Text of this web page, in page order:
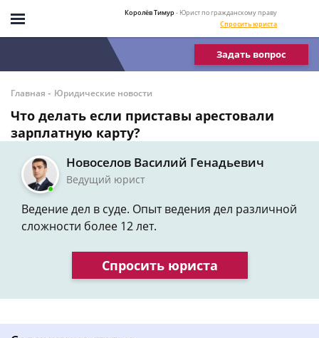
Королёв Тимур- Юрист по гражданскому праву
Спросить юриста
Задать вопрос
Главная - Юридические новости
Что делать если приставы арестовали
зарплатную карту?
Новоселов Василий Генадьевич
Ведущий юрист
Ведение дел в суде. Опыт ведения дел различной
сложности более 12 лет.
Спросить юриста